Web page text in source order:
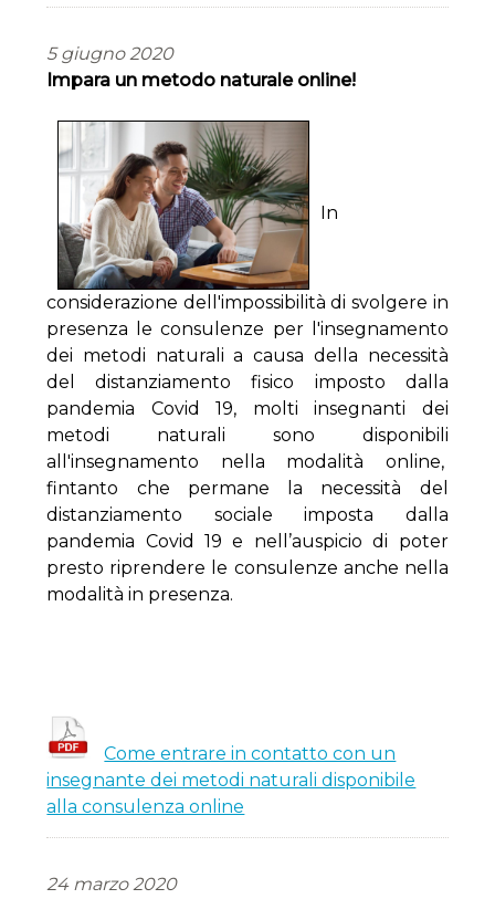
5 giugno 2020
Impara un metodo naturale online!
In
considerazione dell'impossibilità di svolgere in
presenza le consulenze per l'insegnamento
dei metodi naturali a causa della necessità
del distanziamento fisico imposto dalla
pandemia Covid 19, molti insegnanti dei
metodi naturali sono disponibili
all'insegnamento nella modalità online,
fintanto che permane la necessità del
distanziamento sociale imposta dalla
pandemia Covid 19 e nell’auspicio di poter
presto riprendere le consulenze anche nella
modalità in presenza.
Come entrare in contatto con un
insegnante dei metodi naturali disponibile
alla consulenza online
24 marzo 2020